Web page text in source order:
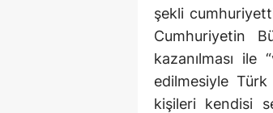
şekli
Cumhuriyetin
kazanılması ile
edilmesiyle
kişileri kendisi